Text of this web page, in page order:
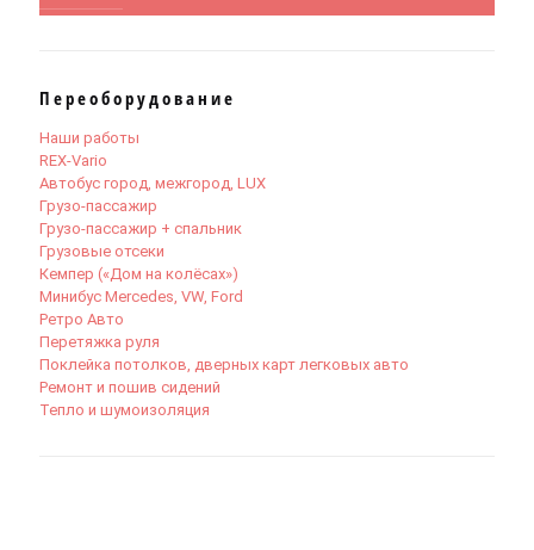
Переоборудование
Наши работы
REX-Vario
Автобус город, межгород, LUX
Грузо-пассажир
Грузо-пассажир + спальник
Грузовые отсеки
Кемпер («Дом на колёсах»)
Минибус Mercedes, VW, Ford
Ретро Авто
Перетяжка руля
Поклейка потолков, дверных карт легковых авто
Ремонт и пошив сидений
Тепло и шумоизоляция